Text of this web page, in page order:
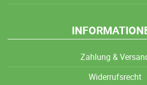
Zahlung &
Widerrufsrecht